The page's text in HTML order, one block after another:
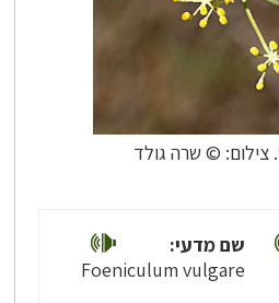
צילום: © שרה גולד
שם מדעי:
Foeniculum vulgare